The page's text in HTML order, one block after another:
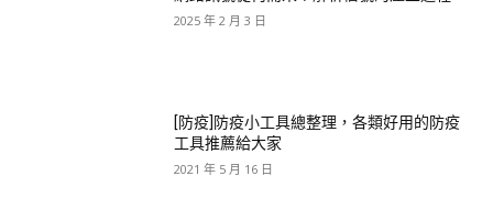
2025 年 2 月 3 日
[防疫]防疫小工具總整理，各類好用的防疫
工具推薦給大家
2021 年 5 月 16 日